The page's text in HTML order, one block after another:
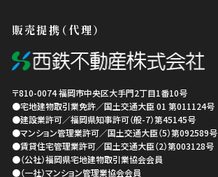
販売提携（代理）
〒810-0074福岡市中央区大手門2丁目1番10号
●宅地建物取引業免許／国土交通大臣 01 第011124号
●建設業許可／福岡県知事許可（般-7）第45145号
●マンション管理業許可／国土交通大臣（5）第092589号
●賃貸住宅管理業許可／国土交通大臣（2）第003128号
●（公社）福岡県宅地建物取引業協会会員
●（一社）マンション管理業協会会員